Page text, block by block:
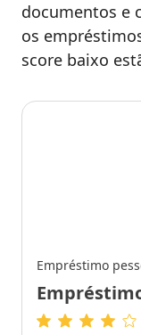
documentos e
os
score baixo
Empréstimo
4